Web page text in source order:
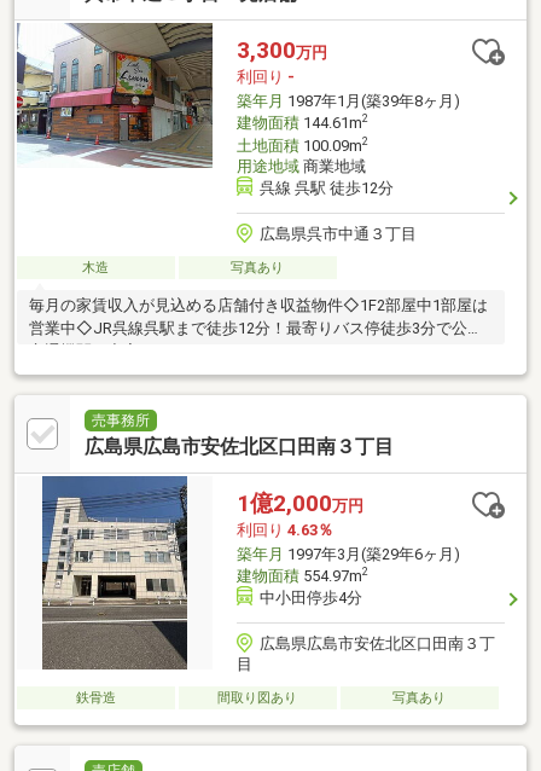
3,300万円
利回り -
築年月 1987年1月(築39年8ヶ月)
建物面積144.61m2
土地面積100.09m2
用途地域商業地域
呉線 呉駅 徒歩12分
広島県呉市中通３丁目
木造 写真あり
毎月の家賃収入が見込める店舗付き収益物件◇1F2部屋中1部屋は
営業中◇JR呉線呉駅まで徒歩12分！最寄りバス停徒歩3分で公共
売事務所
広島県広島市安佐北区口田南３丁目
1億2,000万円
利回り 4.63％
築年月 1997年3月(築29年6ヶ月)
建物面積554.97m2
中小田停歩4分
広島県広島市安佐北区口田南３丁
目
鉄骨造 間取り図あり 写真あり